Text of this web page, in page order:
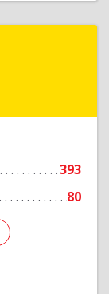
393
80
ул, дом №